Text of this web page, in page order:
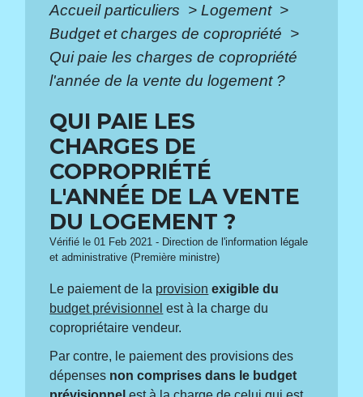
Accueil particuliers > Logement >
Budget et charges de copropriété >
Qui paie les charges de copropriété
l'année de la vente du logement ?
QUI PAIE LES
CHARGES DE
COPROPRIÉTÉ
L'ANNÉE DE LA VENTE
DU LOGEMENT ?
Vérifié le 01 Feb 2021 - Direction de l'information légale
et administrative (Première ministre)
Le paiement de la provision exigible du
budget prévisionnel est à la charge du
copropriétaire vendeur.
Par contre, le paiement des provisions des
dépenses non comprises dans le budget